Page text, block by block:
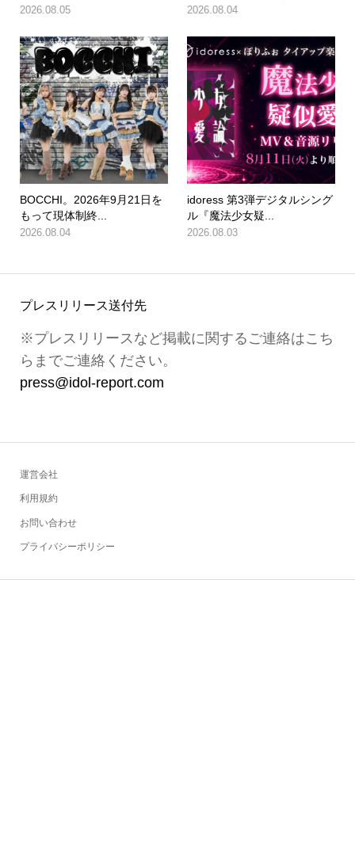
2026.08.05 2026.08.04
BOCCHI。2026年9月21日を
もって現体制終...
2026.08.04
idoress 第3弾デジタルシング
ル『魔法少女疑...
2026.08.03
プレスリリース送付先
※プレスリリースなど掲載に関するご連絡はこち
らまでご連絡ください。
press@idol-report.com
運営会社
利用規約
お問い合わせ
プライバシーポリシー